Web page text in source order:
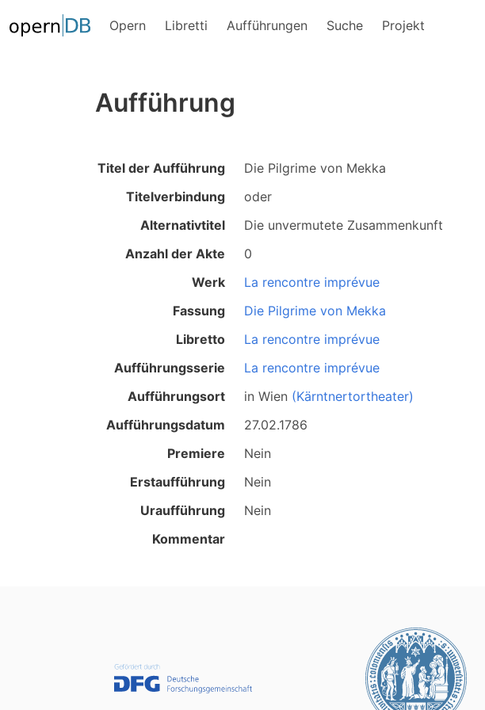
Opern Libretti Aufführungen Suche Projekt
Aufführung
Titel der Aufführung
Die Pilgrime von Mekka
Titelverbindung
oder
Alternativtitel
Die unvermutete Zusammenkunft
Anzahl der Akte
0
Werk
La rencontre imprévue
Fassung
Die Pilgrime von Mekka
Libretto
La rencontre imprévue
Aufführungsserie
La rencontre imprévue
Aufführungsort
in Wien (Kärntnertortheater)
Aufführungsdatum
27.02.1786
Premiere
Nein
Erstaufführung
Nein
Uraufführung
Nein
Kommentar